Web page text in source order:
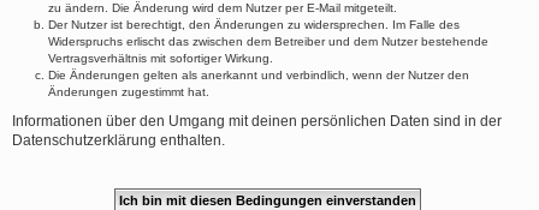
zu ändern. Die Änderung wird dem Nutzer per E-Mail mitgeteilt.
Der Nutzer ist berechtigt, den Änderungen zu widersprechen. Im Falle des
Widerspruchs erlischt das zwischen dem Betreiber und dem Nutzer bestehende
Vertragsverhältnis mit sofortiger Wirkung.
Die Änderungen gelten als anerkannt und verbindlich, wenn der Nutzer den
Änderungen zugestimmt hat.
Informationen über den Umgang mit deinen persönlichen Daten sind in der
Datenschutzerklärung enthalten.